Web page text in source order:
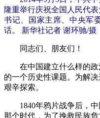
隆重举行庆祝全国人民代
书记、国家主席、中央军
话。 新华社记者 谢环驰/摄
同志们、朋友们！
在中国建立什么样的政
的一个历史性课题。为解
艰辛探索。
1840年鸦片战争后，中
那个时代，为了挽救民族